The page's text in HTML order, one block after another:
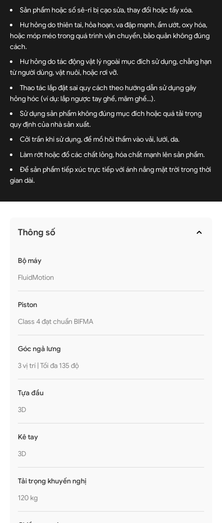
Sản phẩm hoặc số sê-ri bị cạo sửa, thay đổi hoặc tẩy xóa.
Hư hỏng do thiên tai, hỏa hoạn, va đập mạnh, ẩm ướt, oxy hóa,
hoặc móp méo trong quá trình vận chuyển, bảo quản không đúng
cách.
Hư hỏng do tác động vật lý ngoài mục đích sử dụng, chẳng hạn
từ người dùng, vật nuôi, hoặc rơi vỡ.
Thao tác lắp đặt sai quy cách theo hướng dẫn sử dụng gây
hỏng hóc (ví dụ: lắp ngược tay ghế, mâm ghế...).
Sử dụng sản phẩm không đúng mục đích hoặc quá tải trọng
quy định của nhà sản xuất.
Cởi trần khi sử dụng, để mồ hôi thấm vào vải, lưới, da.
Làm rớt hoặc đổ các chất lỏng, hóa chất mạnh lên sản phẩm.
Để sản phẩm tiếp xúc trực tiếp với ánh nắng mặt trời trong thời
gian dài.
Thông số
Bộ máy
FluidMotion
Piston
Class 4 đạt chuẩn BIFMA
Góc ngả lưng
3 vị trí | Tối đa 135 độ
Tựa đầu
3D
Kê tay
3D
Tải trọng khuyến nghị
120 kg